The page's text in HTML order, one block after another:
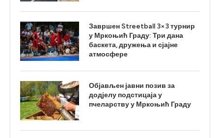
Завршен Streetball 3×3 турнир
у Мркоњић Граду: Три дана
баскета, дружења и сјајне
атмосфере
Објављен јавни позив за
додјелу подстицаја у
пчеларству у Мркоњић Граду